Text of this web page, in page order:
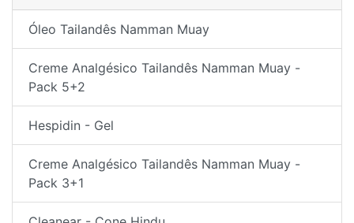
Óleo Tailandês Namman Muay
Creme Analgésico Tailandês Namman Muay -
Pack 5+2
Hespidin - Gel
Creme Analgésico Tailandês Namman Muay -
Pack 3+1